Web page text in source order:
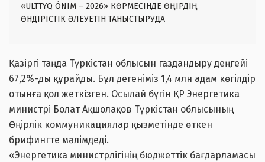
«ULTTYQ ÓNIM – 2026» КӨРМЕСІНДЕ ӨҢІРДІҢ
ӨНДІРІСТІК ӘЛЕУЕТІН ТАНЫСТЫРУДА
Қазіргі таңда Түркістан облысын газдандыру деңгейі
67,2%-ды құрайды. Бұл дегеніміз 1,4 млн адам көгілдір
отынға қол жеткізген. Осылай бүгін ҚР Энергетика
министрі Болат Ақшолақов Түркістан облысының
Өңірлік коммуникациялар қызметінде өткен
брифингте мәлімдеді.
«Энергетика министрлігінің бюджеттік бағдарламасы